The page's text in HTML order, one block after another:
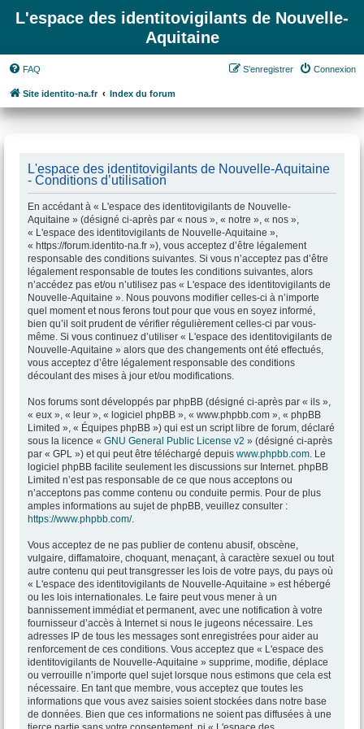
L'espace des identitovigilants de Nouvelle-
Aquitaine
FAQ Connexion
S’enregistrer
Site identito-na.fr Index du forum
L'espace des identitovigilants de Nouvelle-Aquitaine
- Conditions d’utilisation
En accédant à « L'espace des identitovigilants de Nouvelle-
Aquitaine » (désigné ci-après par « nous », « notre », « nos »,
« L'espace des identitovigilants de Nouvelle-Aquitaine »,
« https://forum.identito-na.fr »), vous acceptez d’être légalement
responsable des conditions suivantes. Si vous n’acceptez pas d’être
légalement responsable de toutes les conditions suivantes, alors
n’accédez pas et/ou n’utilisez pas « L'espace des identitovigilants de
Nouvelle-Aquitaine ». Nous pouvons modifier celles-ci à n’importe
quel moment et nous ferons tout pour que vous en soyez informé,
bien qu’il soit prudent de vérifier régulièrement celles-ci par vous-
même. Si vous continuez d’utiliser « L'espace des identitovigilants de
Nouvelle-Aquitaine » alors que des changements ont été effectués,
vous acceptez d’être légalement responsable des conditions
découlant des mises à jour et/ou modifications.
Nos forums sont développés par phpBB (désigné ci-après par « ils »,
« eux », « leur », « logiciel phpBB », « www.phpbb.com », « phpBB
Limited », « Équipes phpBB ») qui est un script libre de forum, déclaré
sous la licence « GNU General Public License v2 » (désigné ci-après
par « GPL ») et qui peut être téléchargé depuis www.phpbb.com. Le
logiciel phpBB facilite seulement les discussions sur Internet. phpBB
Limited n’est pas responsable de ce que nous acceptons ou
n’acceptons pas comme contenu ou conduite permis. Pour de plus
amples informations au sujet de phpBB, veuillez consulter :
https://www.phpbb.com/.
Vous acceptez de ne pas publier de contenu abusif, obscène,
vulgaire, diffamatoire, choquant, menaçant, à caractère sexuel ou tout
autre contenu qui peut transgresser les lois de votre pays, du pays où
« L'espace des identitovigilants de Nouvelle-Aquitaine » est hébergé
ou les lois internationales. Le faire peut vous mener à un
bannissement immédiat et permanent, avec une notification à votre
fournisseur d’accès à Internet si nous le jugeons nécessaire. Les
adresses IP de tous les messages sont enregistrées pour aider au
renforcement de ces conditions. Vous acceptez que « L'espace des
identitovigilants de Nouvelle-Aquitaine » supprime, modifie, déplace
ou verrouille n’importe quel sujet lorsque nous estimons que cela est
nécessaire. En tant que membre, vous acceptez que toutes les
informations que vous avez saisies soient stockées dans notre base
de données. Bien que ces informations ne soient pas diffusées à une